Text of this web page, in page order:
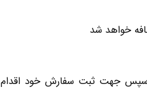
و سپس جهت ثبت سفارش خود اقدام